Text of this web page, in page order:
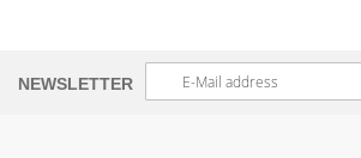
NEWSLETTER
Melden
Sie